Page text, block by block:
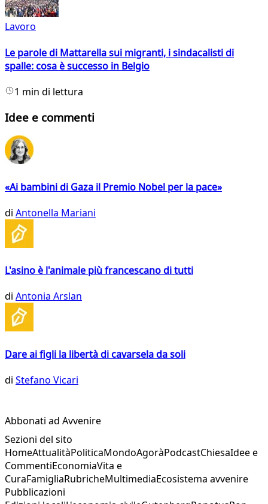
Lavoro
Le parole di Mattarella sui migranti, i sindacalisti di
spalle: cosa è successo in Belgio
1 min di lettura
Idee e commenti
«Ai bambini di Gaza il Premio Nobel per la pace»
di Antonella Mariani
L'asino è l'animale più francescano di tutti
di Antonia Arslan
Dare ai figli la libertà di cavarsela da soli
di Stefano Vicari
Abbonati ad Avvenire
Sezioni del sito
HomeAttualitàPoliticaMondoAgoràPodcastChiesaIdee e
CommentiEconomiaVita e
CuraFamigliaRubricheMultimediaEcosistema avvenire
Pubblicazioni